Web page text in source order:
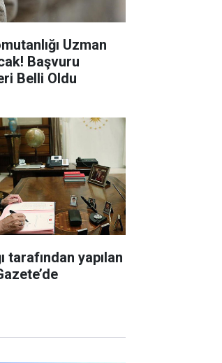
Uzman
Başvuru
Belli Oldu
tarafından yapılan